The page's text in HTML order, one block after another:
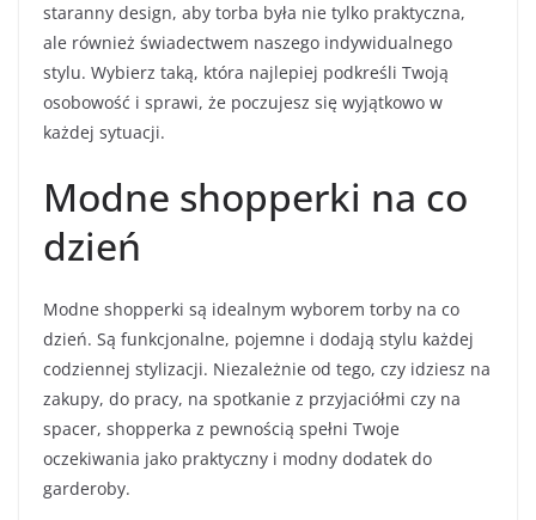
staranny design, aby torba była nie tylko praktyczna,
ale również świadectwem naszego indywidualnego
stylu. Wybierz taką, która najlepiej podkreśli Twoją
osobowość i sprawi, że poczujesz się wyjątkowo w
każdej sytuacji.
Modne shopperki na co
dzień
Modne shopperki są idealnym wyborem torby na co
dzień. Są funkcjonalne, pojemne i dodają stylu każdej
codziennej stylizacji. Niezależnie od tego, czy idziesz na
zakupy, do pracy, na spotkanie z przyjaciółmi czy na
spacer, shopperka z pewnością spełni Twoje
oczekiwania jako praktyczny i modny dodatek do
garderoby.